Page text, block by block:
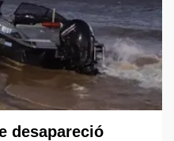
desapareció